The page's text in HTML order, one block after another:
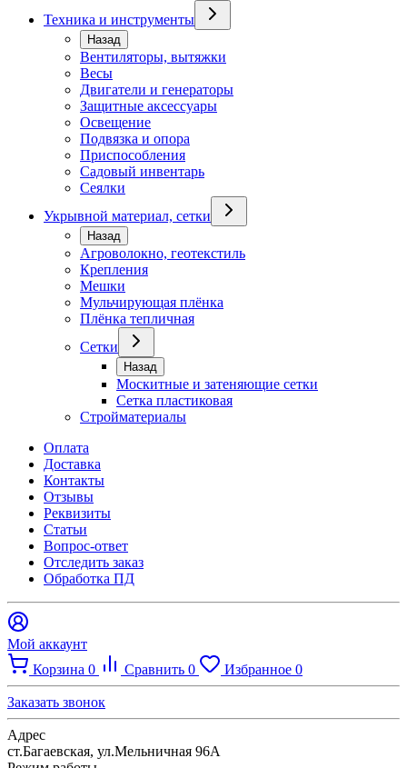
Техника и инструменты
Назад
Вентиляторы, вытяжки
Весы
Двигатели и генераторы
Защитные аксессуары
Освещение
Подвязка и опора
Приспособления
Садовый инвентарь
Сеялки
Укрывной материал, сетки
Назад
Агроволокно, геотекстиль
Крепления
Мешки
Мульчирующая плёнка
Плёнка тепличная
Сетки
Назад
Москитные и затеняющие сетки
Сетка пластиковая
Стройматериалы
Оплата
Доставка
Контакты
Отзывы
Реквизиты
Статьи
Вопрос-ответ
Отследить заказ
Обработка ПД
Мой аккаунт
Корзина 0 Сравнить 0 Избранное 0
Заказать звонок
Адрес
ст.Багаевская, ул.Мельничная 96А